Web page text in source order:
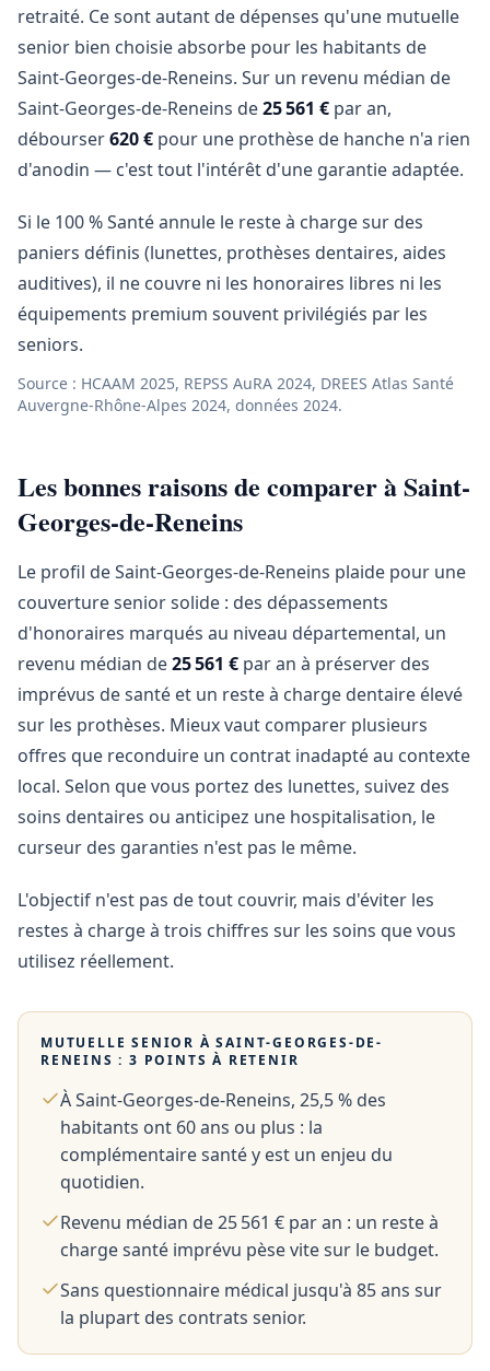
retraité. Ce sont autant de dépenses qu'une mutuelle
senior bien choisie absorbe pour les habitants de
Saint-Georges-de-Reneins. Sur un revenu médian de
Saint-Georges-de-Reneins de25 561 € par an,
débourser620 € pour une prothèse de hanche n'a rien
d'anodin — c'est tout l'intérêt d'une garantie adaptée.
Si le 100 % Santé annule le reste à charge sur des
paniers définis (lunettes, prothèses dentaires, aides
auditives), il ne couvre ni les honoraires libres ni les
équipements premium souvent privilégiés par les
seniors.
Source : HCAAM 2025, REPSS AuRA 2024, DREES Atlas Santé
Auvergne-Rhône-Alpes 2024, données 2024.
Les bonnes raisons de comparer à Saint-
Georges-de-Reneins
Le profil de Saint-Georges-de-Reneins plaide pour une
couverture senior solide : des dépassements
d'honoraires marqués au niveau départemental, un
revenu médian de25 561 € par an à préserver des
imprévus de santé et un reste à charge dentaire élevé
sur les prothèses. Mieux vaut comparer plusieurs
offres que reconduire un contrat inadapté au contexte
local. Selon que vous portez des lunettes, suivez des
soins dentaires ou anticipez une hospitalisation, le
curseur des garanties n'est pas le même.
L'objectif n'est pas de tout couvrir, mais d'éviter les
restes à charge à trois chiffres sur les soins que vous
utilisez réellement.
MUTUELLE SENIOR ÀSAINT-GEORGES-DE-
RENEINS : 3 POINTS À RETENIR
À Saint-Georges-de-Reneins, 25,5 % des
habitants ont 60 ans ou plus : la
complémentaire santé y est un enjeu du
quotidien.
Revenu médian de 25 561 € par an : un reste à
charge santé imprévu pèse vite sur le budget.
Sans questionnaire médical jusqu'à 85 ans sur
la plupart des contrats senior.